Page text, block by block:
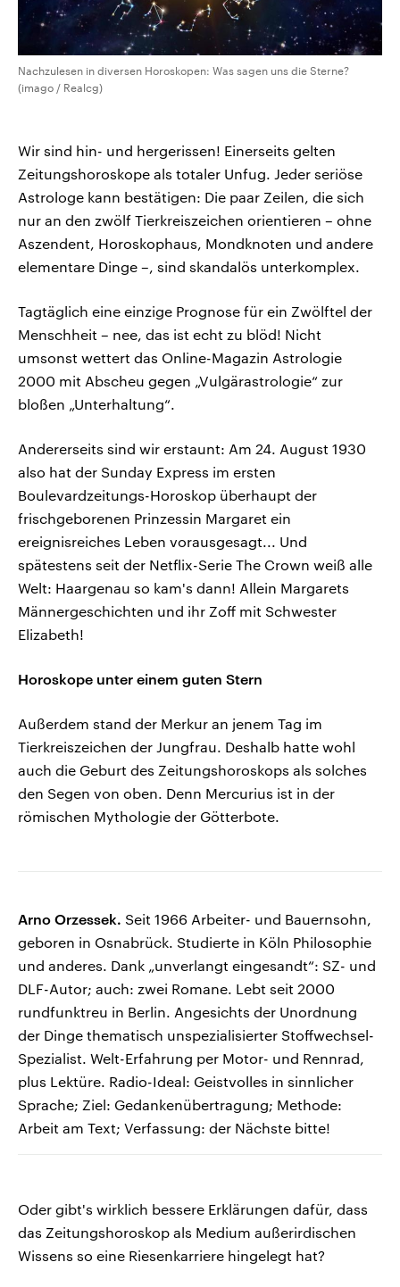
Nachzulesen in diversen Horoskopen: Was sagen uns die Sterne?
(imago / Realcg)
Wir sind hin- und hergerissen! Einerseits gelten
Zeitungshoroskope als totaler Unfug. Jeder seriöse
Astrologe kann bestätigen: Die paar Zeilen, die sich
nur an den zwölf Tierkreiszeichen orientieren – ohne
Aszendent, Horoskophaus, Mondknoten und andere
elementare Dinge –, sind skandalös unterkomplex.
Tagtäglich eine einzige Prognose für ein Zwölftel der
Menschheit – nee, das ist echt zu blöd! Nicht
umsonst wettert das Online-Magazin Astrologie
2000 mit Abscheu gegen „Vulgärastrologie“ zur
bloßen „Unterhaltung“.
Andererseits sind wir erstaunt: Am 24. August 1930
also hat der Sunday Express im ersten
Boulevardzeitungs-Horoskop überhaupt der
frischgeborenen Prinzessin Margaret ein
ereignisreiches Leben vorausgesagt... Und
spätestens seit der Netflix-Serie The Crown weiß alle
Welt: Haargenau so kam's dann! Allein Margarets
Männergeschichten und ihr Zoff mit Schwester
Elizabeth!
Horoskope unter einem guten Stern
Außerdem stand der Merkur an jenem Tag im
Tierkreiszeichen der Jungfrau. Deshalb hatte wohl
auch die Geburt des Zeitungshoroskops als solches
den Segen von oben. Denn Mercurius ist in der
römischen Mythologie der Götterbote.
Arno Orzessek. Seit 1966 Arbeiter- und Bauernsohn,
geboren in Osnabrück. Studierte in Köln Philosophie
und anderes. Dank „unverlangt eingesandt“: SZ- und
DLF-Autor; auch: zwei Romane. Lebt seit 2000
rundfunktreu in Berlin. Angesichts der Unordnung
der Dinge thematisch unspezialisierter Stoffwechsel-
Spezialist. Welt-Erfahrung per Motor- und Rennrad,
plus Lektüre. Radio-Ideal: Geistvolles in sinnlicher
Sprache; Ziel: Gedankenübertragung; Methode:
Arbeit am Text; Verfassung: der Nächste bitte!
Oder gibt's wirklich bessere Erklärungen dafür, dass
das Zeitungshoroskop als Medium außerirdischen
Wissens so eine Riesenkarriere hingelegt hat?